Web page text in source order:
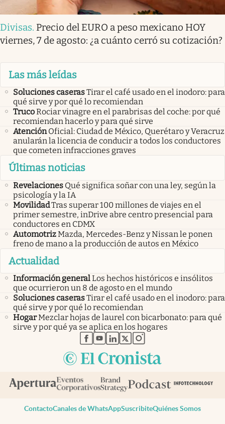
Divisas. Precio del EURO a peso mexicano HOY
viernes, 7 de agosto: ¿a cuánto cerró su cotización?
Las más leídas
Soluciones caserasTirar el café usado en el inodoro: para
qué sirve y por qué lo recomiendan
TrucoRociar vinagre en el parabrisas del coche: por qué
recomiendan hacerlo y para qué sirve
Atención Oficial: Ciudad de México, Querétaro y Veracruz
anularán la licencia de conducir a todos los conductores
que cometen infracciones graves
Últimas noticias
Revelaciones Qué significa soñar con una ley, según la
psicología y la IA
MovilidadTras superar 100 millones de viajes en el
primer semestre, inDrive abre centro presencial para
conductores en CDMX
AutomotrizMazda, Mercedes-Benz y Nissan le ponen
freno de mano a la producción de autos en México
Actualidad
Información generalLos hechos históricos e insólitos
que ocurrieron un 8 de agosto en el mundo
Soluciones caserasTirar el café usado en el inodoro: para
qué sirve y por qué lo recomiendan
HogarMezclar hojas de laurel con bicarbonato: para qué
sirve y por qué ya se aplica en los hogares
abre en nueva pestaña
abre en nueva pestaña
abre en nueva pestaña
abre en nueva pestaña
abre en nueva pestaña
ContactoCanales de WhatsAppSuscribiteQuiénes Somos